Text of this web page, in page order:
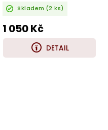
Skladem (2 ks)
1 050 Kč
DETAIL